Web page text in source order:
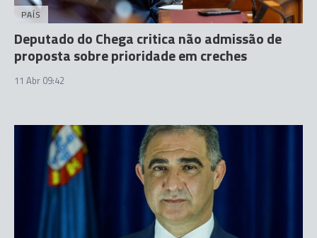
PAÍS
Deputado do Chega critica não admissão de
proposta sobre prioridade em creches
11 Abr 09:42